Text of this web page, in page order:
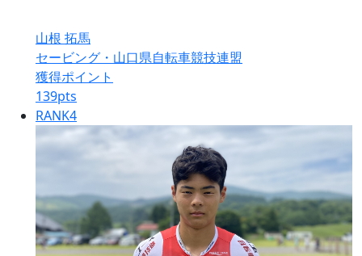
山根 拓馬
セービング・山口県自転車競技連盟
獲得ポイント
139pts
RANK4